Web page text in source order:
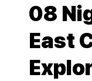
08
East